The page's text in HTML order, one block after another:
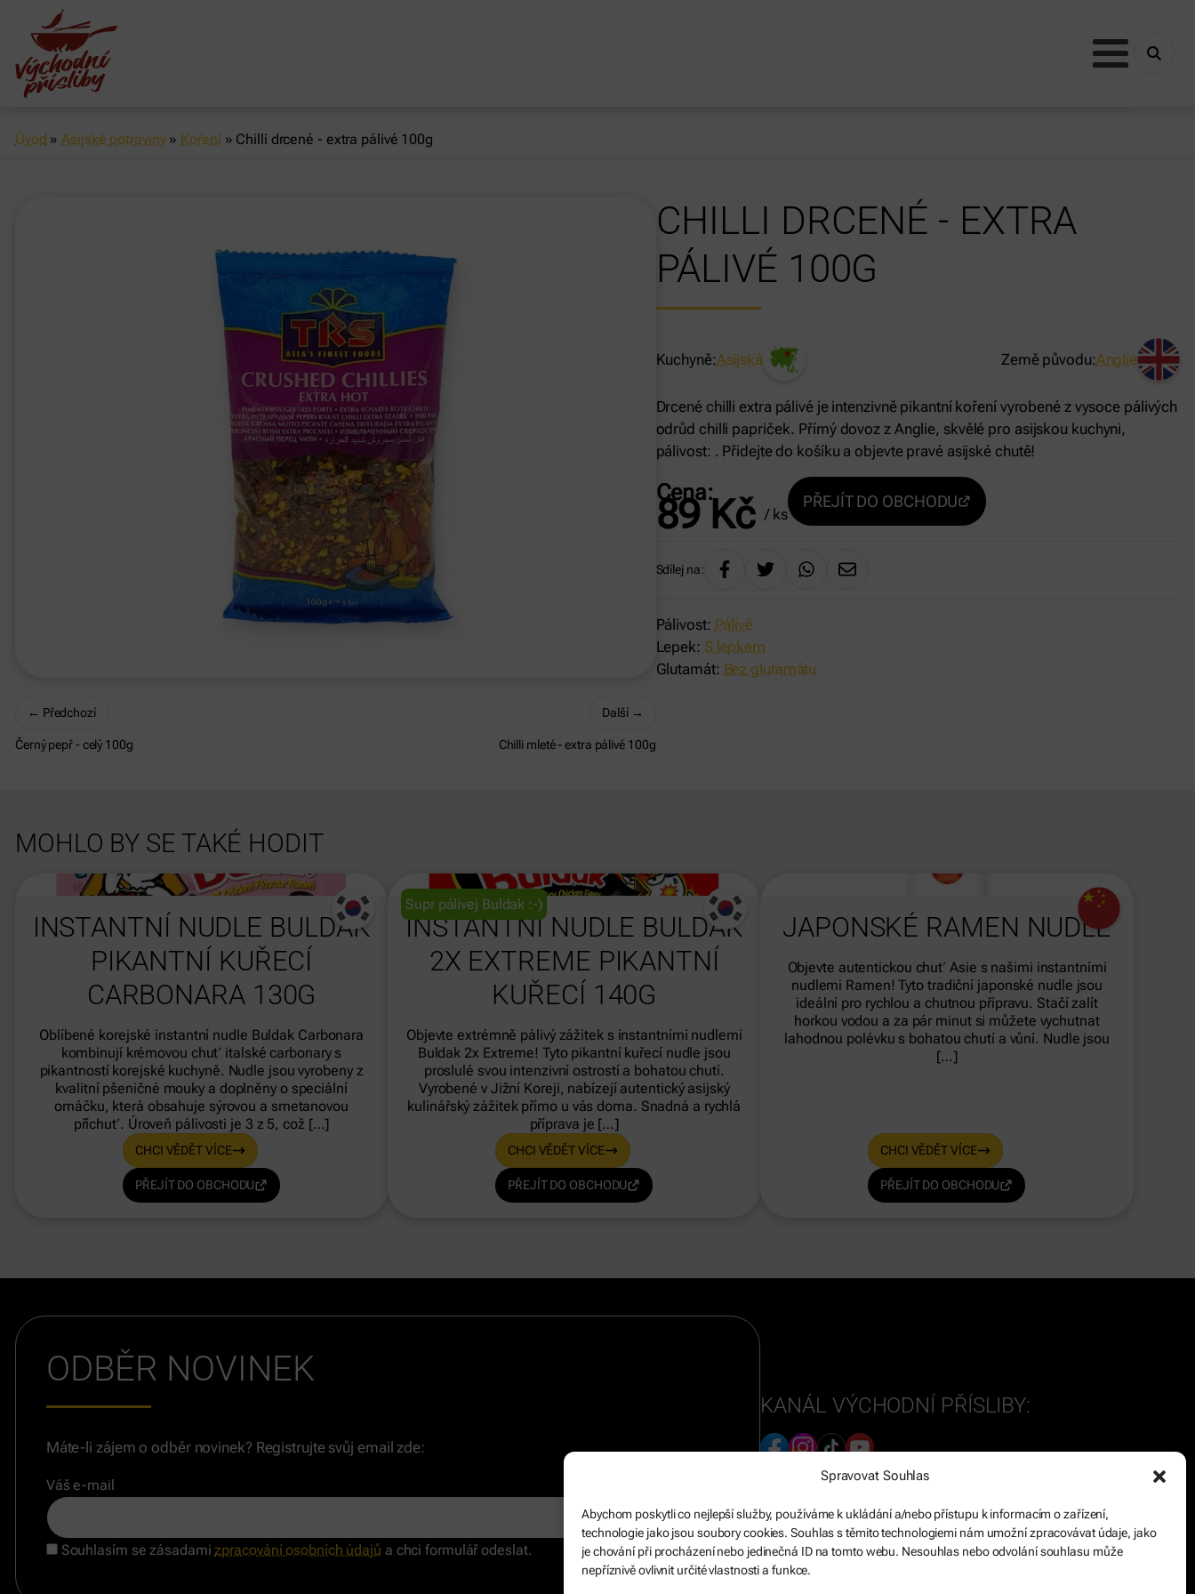
Spravovat Souhlas
Abychom poskytli co nejlepší služby, používáme k ukládání a/nebo přístupu k informacím o zařízení,
technologie jako jsou soubory cookies. Souhlas s těmito technologiemi nám umožní zpracovávat údaje, jako
je chování při procházení nebo jedinečná ID na tomto webu. Nesouhlas nebo odvolání souhlasu může
nepříznivě ovlivnit určité vlastnosti a funkce.
Úvod »Asijské potraviny» Koření» Chilli drcené - extra pálivé 100g
← Předchozí
Černý pepř - celý 100g
Další→
Chilli mleté - extra pálivé 100g
CHILLI DRCENÉ - EXTRA
PÁLIVÉ 100G
Kuchyně:Asijská Země původu:Anglie
Drcené chilli extra pálivé je intenzivně pikantní koření vyrobené z vysoce pálivých
odrůd chilli papriček. Přímý dovoz z Anglie, skvělé pro asijskou kuchyni,
pálivost: ️️️️. Přidejte do košíku a objevte pravé asijské chutě!
Cena:
89Kč/ ks
PŘEJÍT DO OBCHODU
Sdílej na:
Pálivost: Pálivé
Lepek: S lepkem
Glutamát: Bez glutamátu
MOHLO BY SE TAKÉ HODIT
dasdas
INSTANTNÍ NUDLE BULDAK
PIKANTNÍ KUŘECÍ
CARBONARA 130G
Oblíbené korejské instantní nudle Buldak Carbonara
kombinují krémovou chuť italské carbonary s
pikantností korejské kuchyně. Nudle jsou vyrobeny z
kvalitní pšeničné mouky a doplněny o speciální
omáčku, která obsahuje sýrovou a smetanovou
příchuť. Úroveň pálivosti je 3 z 5, což […]
CHCI VĚDĚT VÍCE
PŘEJÍT DO OBCHODU
Supr pálivej Buldak :-)
dasdas
INSTANTNÍ NUDLE BULDAK
2X EXTREME PIKANTNÍ
KUŘECÍ 140G
Objevte extrémně pálivý zážitek s instantními nudlemi
Buldak 2x Extreme! Tyto pikantní kuřecí nudle jsou
proslulé svou intenzivní ostrostí a bohatou chutí.
Vyrobené v Jižní Koreji, nabízejí autentický asijský
kulinářský zážitek přímo u vás doma. Snadná a rychlá
příprava je […]
CHCI VĚDĚT VÍCE
PŘEJÍT DO OBCHODU
dasdas
JAPONSKÉ RAMEN NUDLE
Objevte autentickou chuť Asie s našimi instantními
nudlemi Ramen! Tyto tradiční japonské nudle jsou
ideální pro rychlou a chutnou přípravu. Stačí zalít
horkou vodou a za pár minut si můžete vychutnat
lahodnou polévku s bohatou chutí a vůní. Nudle jsou
[…]
CHCI VĚDĚT VÍCE
PŘEJÍT DO OBCHODU
ODBĚR NOVINEK
Máte-li zájem o odběr novinek? Registrujte svůj email zde:
Váš e-mail
Souhlasím se zásadamizpracování osobních údajů a chci formulář odeslat.
KANÁL VÝCHODNÍ PŘÍSLIBY:
OSOBNÍ KANÁL PETRA DZINGELA